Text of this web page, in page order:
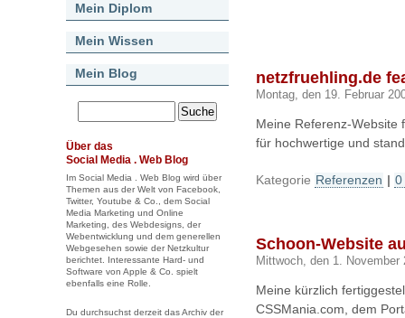
Mein Diplom
Mein Wissen
Mein Blog
Über das
Social Media . Web Blog
Im Social Media . Web Blog wird über
Themen aus der Welt von Facebook,
Twitter, Youtube & Co., dem Social
Media Marketing und Online
Marketing, des Webdesigns, der
Webentwicklung und dem generellen
Webgesehen sowie der Netzkultur
berichtet. Interessante Hard- und
Software von Apple & Co. spielt
ebenfalls eine Rolle.
Du durchsuchst derzeit das Archiv der
netzfruehling.de
Montag, den 19. Februar
Meine Referenz-Website
für hochwertige und
Kategorie Referenzen | 0
Schoon-Website
Mittwoch, den 1. November
Meine kürzlich
CSSMania.com, dem